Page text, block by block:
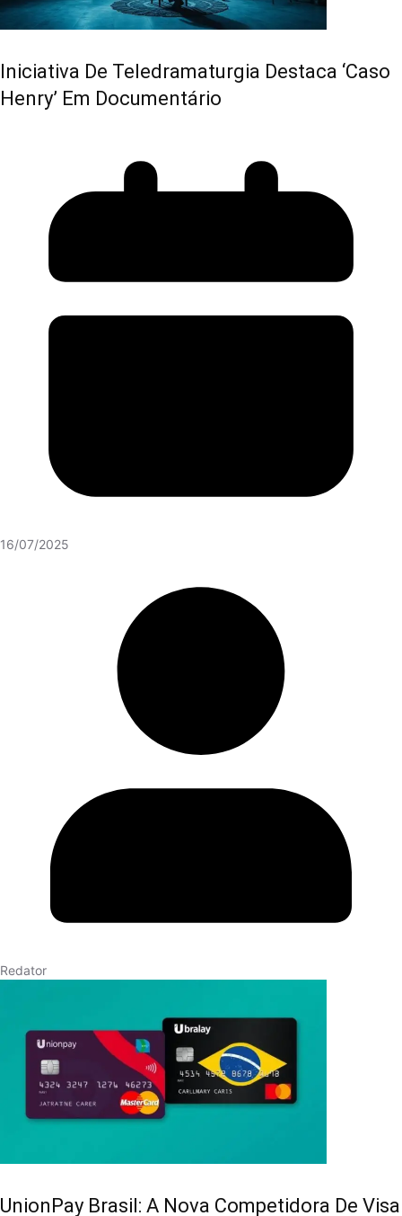
Iniciativa De Teledramaturgia Destaca ‘Caso
Henry’ Em Documentário
16/07/2025
Redator
UnionPay Brasil: A Nova Competidora De Visa